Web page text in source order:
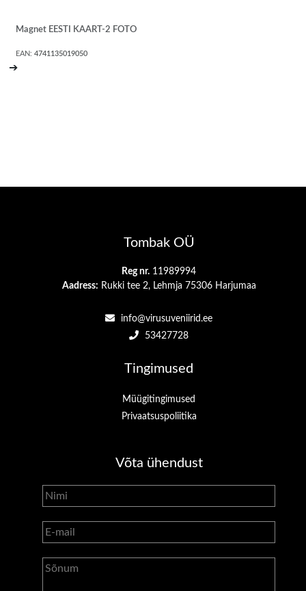
Magnet EESTI KAART-2 FOTO
EAN:4741135019050
➔
Tombak OÜ
Reg nr. 11989994
Aadress: Rukki tee 2, Lehmja 75306 Harjumaa
info@virusuveniirid.ee
53427728
Tingimused
Müügitingimused
Privaatsuspoliitika
Võta ühendust